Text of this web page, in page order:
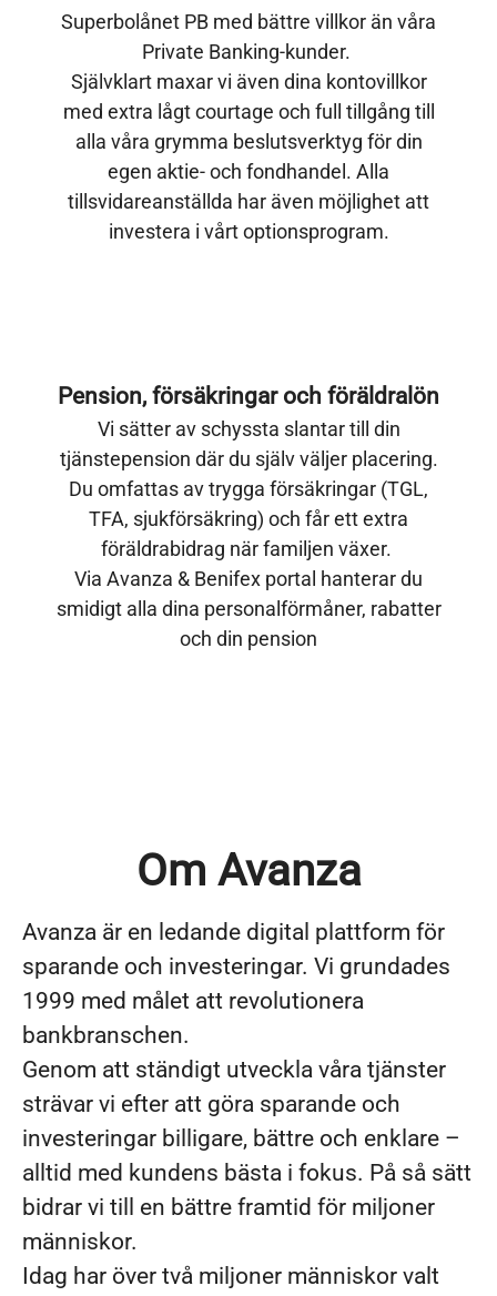
Superbolånet PB med bättre villkor än våra
Private Banking-kunder.
Självklart maxar vi även dina kontovillkor
med extra lågt courtage och full tillgång till
alla våra grymma beslutsverktyg för din
egen aktie- och fondhandel. Alla
tillsvidareanställda har även möjlighet att
investera i vårt optionsprogram.
Pension, försäkringar och föräldralön
Vi sätter av schyssta slantar till din
tjänstepension där du själv väljer placering.
Du omfattas av trygga försäkringar (TGL,
TFA, sjukförsäkring) och får ett extra
föräldrabidrag när familjen växer.
Via Avanza & Benifex portal hanterar du
smidigt alla dina personalförmåner, rabatter
och din pension
Om Avanza
Avanza är en ledande digital plattform för
sparande och investeringar. Vi grundades
1999 med målet att revolutionera
bankbranschen.
Genom att ständigt utveckla våra tjänster
strävar vi efter att göra sparande och
investeringar billigare, bättre och enklare –
alltid med kundens bästa i fokus. På så sätt
bidrar vi till en bättre framtid för miljoner
människor.
Idag har över två miljoner människor valt